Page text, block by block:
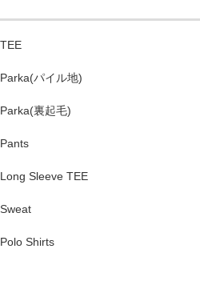
TEE
Parka(パイル地)
Parka(裏起毛)
Pants
Long Sleeve TEE
Sweat
Polo Shirts